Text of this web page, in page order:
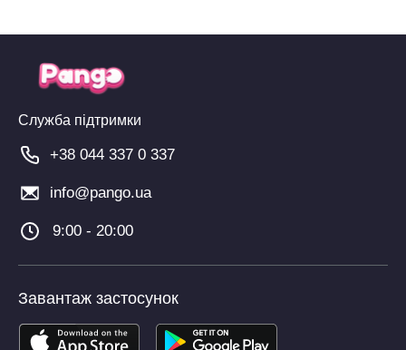
Служба підтримки
+38 044 337 0 337
info@pango.ua
9:00 - 20:00
Завантаж застосунок